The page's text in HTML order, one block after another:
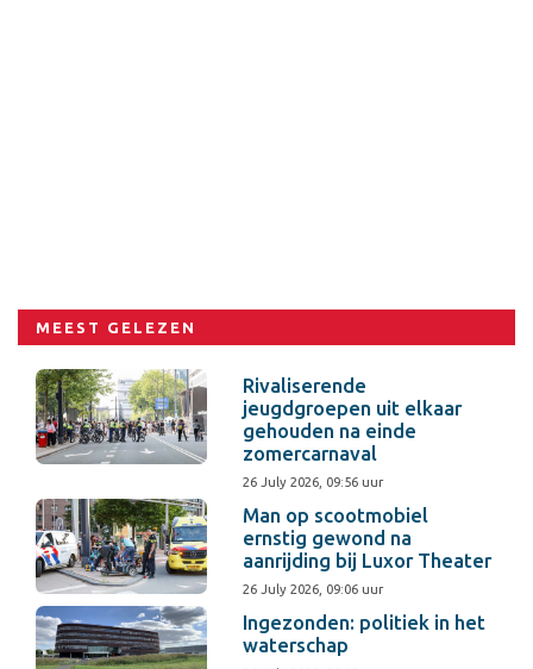
MEEST GELEZEN
Rivaliserende
jeugdgroepen uit elkaar
gehouden na einde
zomercarnaval
26 July 2026, 09:56 uur
Man op scootmobiel
ernstig gewond na
aanrijding bij Luxor Theater
26 July 2026, 09:06 uur
Ingezonden: politiek in het
waterschap